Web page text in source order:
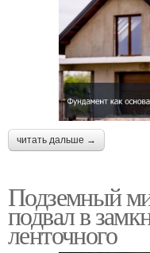
читать дальше →
Подземный
подвал в
ленточного